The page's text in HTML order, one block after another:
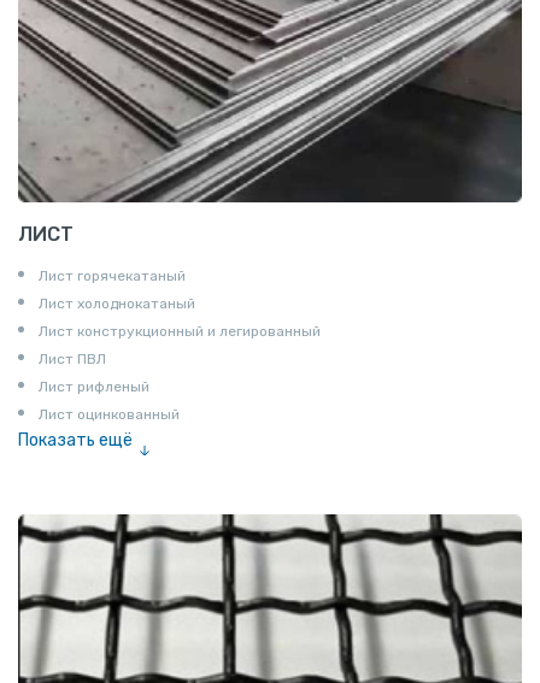
ЛИСТ
Лист горячекатаный
Лист холоднокатаный
Лист конструкционный и легированный
Лист ПВЛ
Лист рифленый
Лист оцинкованный
Показать ещё